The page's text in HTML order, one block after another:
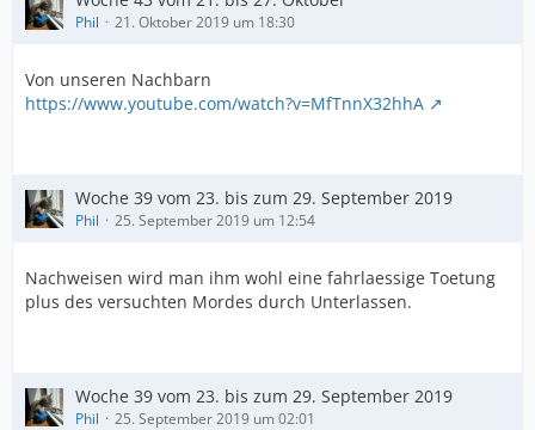
Phil 21. Oktober 2019 um 18:30
Von unseren Nachbarn
https://www.youtube.com/watch?v=MfTnnX32hhA
Woche 39 vom 23. bis zum 29. September 2019
Phil 25. September 2019 um 12:54
Nachweisen wird man ihm wohl eine fahrlaessige Toetung
plus des versuchten Mordes durch Unterlassen.
Woche 39 vom 23. bis zum 29. September 2019
Phil 25. September 2019 um 02:01